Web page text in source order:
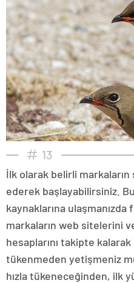
13
İlk olarak belirli
ederek başlayabilirsiniz.
kaynaklarına
markaların web sitelerini
hesaplarını takipte
tükenmeden yetişmeniz
hızla tükeneceğinden, ilk